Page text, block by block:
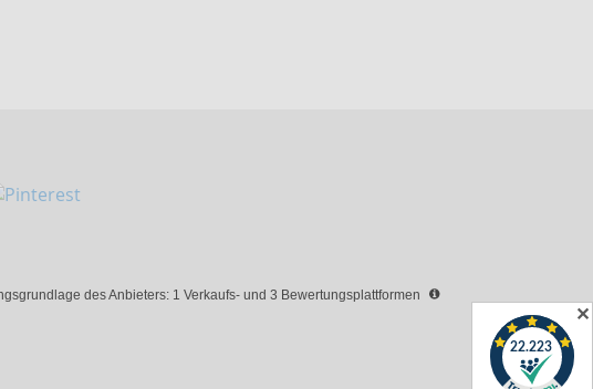
des Anbieters: 1 Verkaufs- und 3 Bewertungsplattformen
✕